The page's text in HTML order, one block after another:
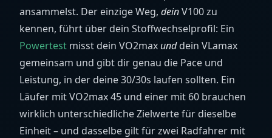
ansammelst. Der einzige Weg, deinV100 zu
kennen, führt über dein Stoffwechselprofil: Ein
Powertest misst dein VO2max unddein VLamax
gemeinsam und gibt dir genau die Pace und
Leistung, in der deine 30/30s laufen sollten. Ein
Läufer mit VO2max 45 und einer mit 60 brauchen
wirklich unterschiedliche Zielwerte für dieselbe
Einheit – und dasselbe gilt für zwei Radfahrer mit